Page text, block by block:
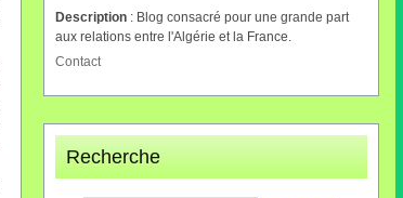
Description : Blog consacré pour une grande part
aux relations entre l'Algérie et la France.
Contact
Recherche